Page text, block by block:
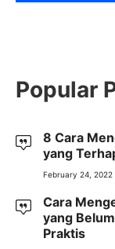
Popular
8 Cara
yang
February 24, 2022
Cara
yang
Praktis